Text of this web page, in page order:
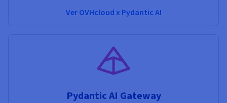
Ver OVHcloud x Pydantic AI
Pydantic AI Gateway